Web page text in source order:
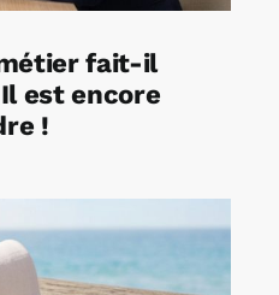
fait-il
est encore
!